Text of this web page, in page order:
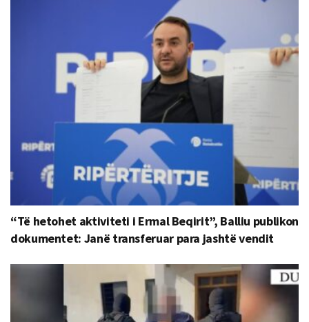
“Të hetohet aktiviteti i Ermal Beqirit”, Balliu publikon
dokumentet: Janë transferuar para jashtë vendit